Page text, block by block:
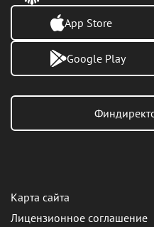
App Store
Google Play
Карта сайта
Лицензионное соглашение